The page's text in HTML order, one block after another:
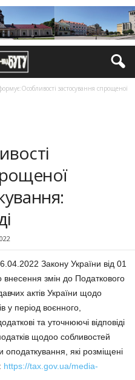
застосування спрощеної
2022 Закону України від 01
внесення змін до Податкового
актів України щодо
у період воєнного,
та уточнюючі відповіді
щодоо собливостей
які розміщені
https://tax.gov.ua/media-